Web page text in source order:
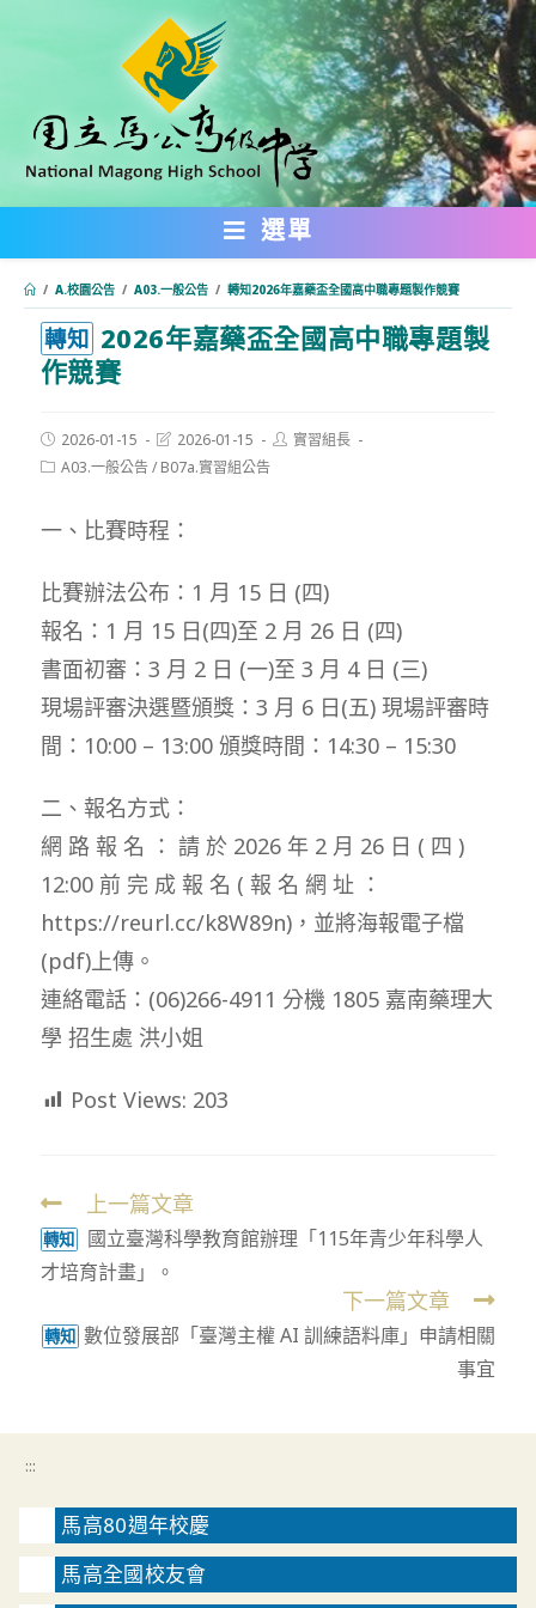
內
選單
/ A.校園公告 / A03.一般公告 / 轉知2026年嘉藥盃全國高中職專題製作競賽
轉知 2026年嘉藥盃全國高中職專題製
作競賽
Post
published:
2026-01-15
Post
modified:
2026-01-15
Post實習組長
PostA03.一般公告/ B07a.實習組公告
一、比賽時程：
比賽辦法公布：1 月 15 日 (四)
報名：1 月 15 日(四)至 2 月 26 日 (四)
書面初審：3 月 2 日 (一)至 3 月 4 日 (三)
現場評審決選暨頒獎：3 月 6 日(五) 現場評審時
間：10:00 – 13:00 頒獎時間：14:30 – 15:30
二、報名方式：
網 路 報 名 ： 請 於 2026 年 2 月 26 日 ( 四 )
12:00 前 完 成 報 名 ( 報 名 網 址 ：
https://reurl.cc/k8W89n)，並將海報電子檔
(pdf)上傳。
連絡電話：(06)266-4911 分機 1805 嘉南藥理大
學 招生處 洪小姐
Post Views: 203
Read
more
articles
上一篇文章
轉知
國立臺灣科學教育館辦理「115年青少年科學人
才培育計畫」。
下一篇文章
轉知 數位發展部「臺灣主權 AI 訓練語料庫」申請相關
事宜
:::
馬高80週年校慶
馬高全國校友會